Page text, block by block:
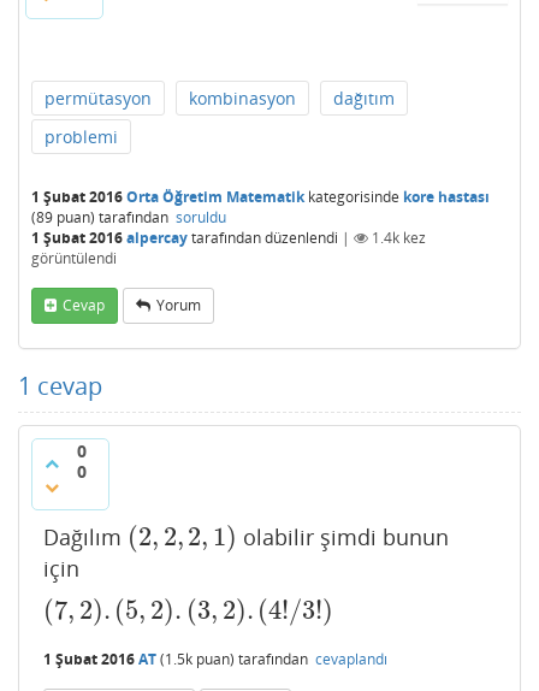
permütasyon kombinasyon
dağıtım
problemi
1 Şubat 2016Orta Öğretim Matematikkategorisinde kore hastası
(89 puan) tarafından soruldu
1 Şubat 2016alpercaytarafındandüzenlendi | 1.4k kez
görüntülendi
Cevap Yorum
1 cevap
0
0
Dağılım (2, 2,2, 1)
(2,2 ,2, 1)
olabilir şimdi bunun
için
(7, 2). (5, 2). (3, 2). (4!/3!)
(7,2 ).(5, 2).(3,2). (4!/ 3!)
1 Şubat 2016AT(1.5k puan) tarafından cevaplandı